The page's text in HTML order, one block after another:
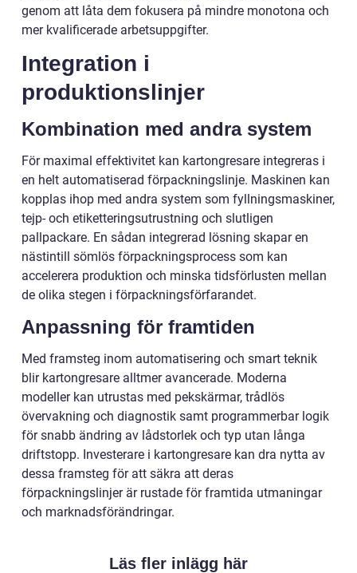
genom att låta dem fokusera på mindre monotona och
mer kvalificerade arbetsuppgifter.
Integration i
produktionslinjer
Kombination med andra system
För maximal effektivitet kan kartongresare integreras i
en helt automatiserad förpackningslinje. Maskinen kan
kopplas ihop med andra system som fyllningsmaskiner,
tejp- och etiketteringsutrustning och slutligen
pallpackare. En sådan integrerad lösning skapar en
nästintill sömlös förpackningsprocess som kan
accelerera produktion och minska tidsförlusten mellan
de olika stegen i förpackningsförfarandet.
Anpassning för framtiden
Med framsteg inom automatisering och smart teknik
blir kartongresare alltmer avancerade. Moderna
modeller kan utrustas med pekskärmar, trådlös
övervakning och diagnostik samt programmerbar logik
för snabb ändring av lådstorlek och typ utan långa
driftstopp. Investerare i kartongresare kan dra nytta av
dessa framsteg för att säkra att deras
förpackningslinjer är rustade för framtida utmaningar
och marknadsförändringar.
Läs fler inlägg här